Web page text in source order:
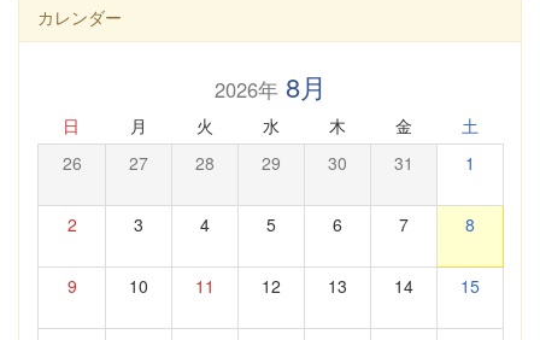
カレンダー
2026年8月
日 月 火 水 木 金 土
26 27 28 29 30 31 1
2 3 4 5 6 7 8
9 10 11 12 13 14 15